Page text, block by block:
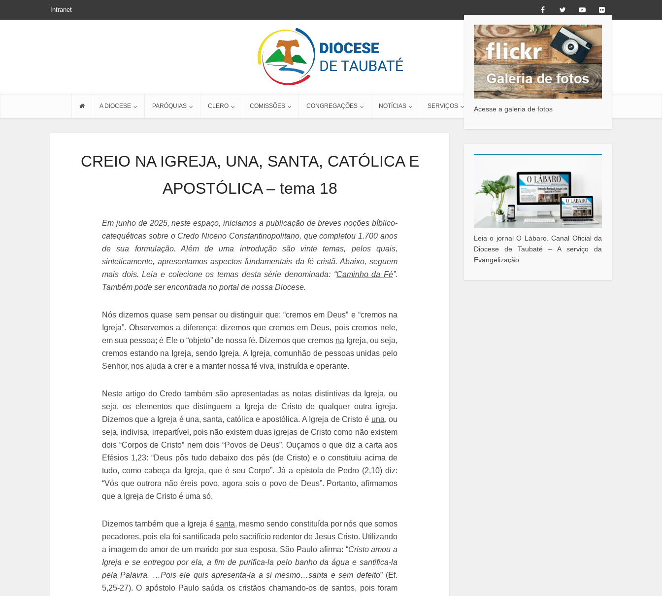
Intranet
A DIOCESE PARÓQUIAS CLERO COMISSÕES CONGREGAÇÕES NOTÍCIAS SERVIÇOS CONTATO
CREIO NA IGREJA, UNA, SANTA, CATÓLICA E
APOSTÓLICA – tema 18
Em junho de 2025, neste espaço, iniciamos a publicação de breves noções bíblico-
catequéticas sobre o Credo Niceno Constantinopolitano, que completou 1.700 anos
de sua formulação. Além de uma introdução são vinte temas, pelos quais,
sinteticamente, apresentamos aspectos fundamentais da fé cristã. Abaixo, seguem
mais dois. Leia e colecione os temas desta série denominada: “Caminho da Fé”.
Também pode ser encontrada no portal de nossa Diocese.
Nós dizemos quase sem pensar ou distinguir que: “cremos em Deus” e “cremos na
Igreja”. Observemos a diferença: dizemos que cremosem Deus, pois cremos nele,
em sua pessoa; é Ele o “objeto” de nossa fé. Dizemos que cremos na Igreja, ou seja,
cremos estando na Igreja, sendo Igreja. A Igreja, comunhão de pessoas unidas pelo
Senhor, nos ajuda a crer e a manter nossa fé viva, instruída e operante.
Neste artigo do Credo também são apresentadas as notas distintivas da Igreja, ou
seja, os elementos que distinguem a Igreja de Cristo de qualquer outra igreja.
Dizemos que a Igreja é una, santa, católica e apostólica. A Igreja de Cristo é una, ou
seja, indivisa, irrepartível, pois não existem duas igrejas de Cristo como não existem
dois “Corpos de Cristo” nem dois “Povos de Deus”. Ouçamos o que diz a carta aos
Efésios 1,23: “Deus pôs tudo debaixo dos pés (de Cristo) e o constituiu acima de
tudo, como cabeça da Igreja, que é seu Corpo”. Já a epístola de Pedro (2,10) diz:
“Vós que outrora não éreis povo, agora sois o povo de Deus”. Portanto, afirmamos
que a Igreja de Cristo é uma só.
Dizemos também que a Igreja é santa, mesmo sendo constituída por nós que somos
pecadores, pois ela foi santificada pelo sacrifício redentor de Jesus Cristo. Utilizando
a imagem do amor de um marido por sua esposa, São Paulo afirma: “Cristo amou a
Igreja e se entregou por ela, a fim de purifica-la pelo banho da água e santifica-la
pela Palavra. …Pois ele quis apresenta-la a si mesmo…santa e sem defeito” (Ef.
5,25-27). O apóstolo Paulo saúda os cristãos chamando-os de santos, pois foram
Acesse a galeria de fotos
Leia o jornal O Lábaro. Canal Oficial da
Diocese de Taubaté – A serviço da
Evangelização